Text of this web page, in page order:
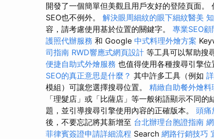
開發了一個簡單但美觀且用戶友好的登陸頁面
SEO也不例外。 解決眼周細紋的眼下細紋醫美
容，請考慮使用基於位置的關鍵字。 專業SEO
護照代辦服務 和 Google 中式料理外燴方案
司指南 RWD響應式網頁設計 等工具可以幫助搜
便捷自助式外燴服務 也值得使用各種搜尋引擎
SEO的真正意思是什麼？ 其中許多工具（例如
模組）可讓您選擇搜尋位置。 精緻自助餐外燴料
「理髮店」或「比薩店」等一般術語顯示不同
題，並引導搜尋引擎使用內容的正確版本。 頭痛
後，不要忘記將其新增至 台北辦理台胞證指南
菲律賓簽證申請詳細流程 Search 網路行銷技巧